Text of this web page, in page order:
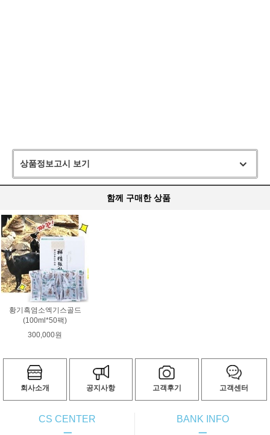
상품정보고시 보기
함께 구매한 상품
황기흑염소엑기스골드
(100ml*50팩)
300,000원
회사소개 공지사항 고객후기 고객센터
CS CENTER
ㅡ
BANK INFO
ㅡ